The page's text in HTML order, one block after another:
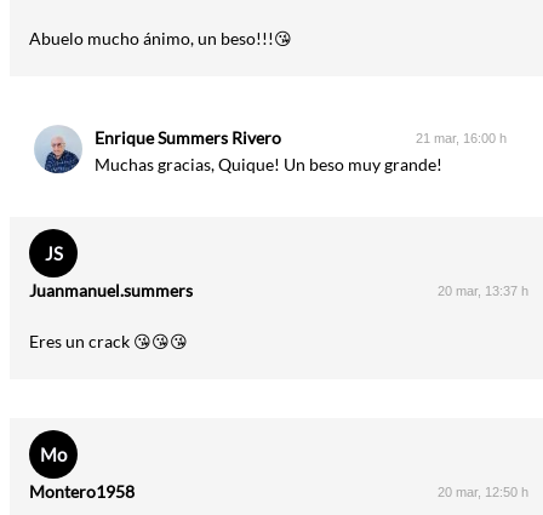
Abuelo mucho ánimo, un beso!!!😘
Enrique Summers Rivero 21 mar, 16:00 h
Muchas gracias, Quique! Un beso muy grande!
JS
Juanmanuel.summers 20 mar, 13:37 h
Eres un crack 😘😘😘
Mo
Montero1958 20 mar, 12:50 h